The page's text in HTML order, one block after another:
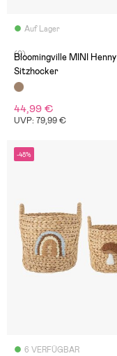
Auf Lager
(0)
Bloomingville MINI Henny
Sitzhocker
44,99 €
UVP: 79,99 €
-48%
6 VERFÜGBAR